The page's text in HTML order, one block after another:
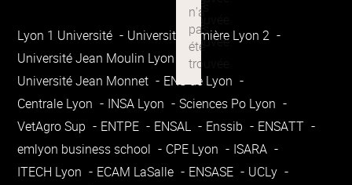
Lyon 1 Université
Université Lumière Lyon 2
Université Jean Moulin Lyon 3
Université Jean Monnet
ENS de Lyon
Centrale Lyon
INSA Lyon
Sciences Po Lyon
VetAgro Sup
ENTPE ENSAL Enssib
ENSATT
emlyon business school
CPE Lyon
ISARA
ITECH Lyon
ECAM LaSalle ENSASE
UCLy